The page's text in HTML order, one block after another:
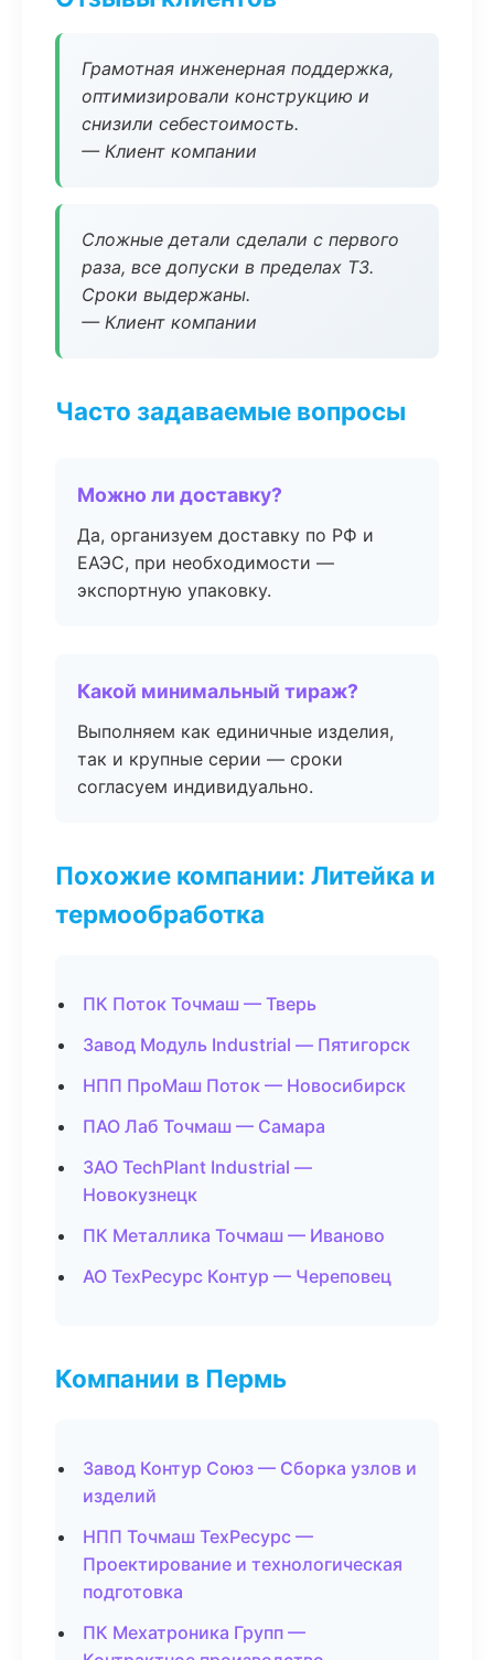
Грамотная инженерная поддержка,
оптимизировали конструкцию и
снизили себестоимость.
— Клиент компании
Сложные детали сделали с первого
раза, все допуски в пределах ТЗ.
Сроки выдержаны.
— Клиент компании
Часто задаваемые вопросы
Можно ли доставку?
Да, организуем доставку по РФ и
ЕАЭС, при необходимости —
экспортную упаковку.
Какой минимальный тираж?
Выполняем как единичные изделия,
так и крупные серии — сроки
согласуем индивидуально.
Похожие компании: Литейка и
термообработка
ПК Поток Точмаш — Тверь
Завод Модуль Industrial — Пятигорск
НПП ПроМаш Поток — Новосибирск
ПАО Лаб Точмаш — Самара
ЗАО TechPlant Industrial —
Новокузнецк
ПК Металлика Точмаш — Иваново
АО ТехРесурс Контур — Череповец
Компании в Пермь
Завод Контур Союз — Сборка узлов и
изделий
НПП Точмаш ТехРесурс —
Проектирование и технологическая
подготовка
ПК Мехатроника Групп —